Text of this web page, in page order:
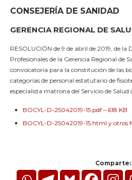
CONSEJERÍA DE SANIDAD
GERENCIA REGIONAL DE
RESOLUCIÓN de 9 de abril de 2019, de la
Profesionales de la Gerencia Regional de
convocatoria para la constitución de las
categorías de personal estatutario de
especialista matrona del Servicio de Salud
BOCYL-D-25042019-15.pdf – 618 KB
BOCYL-D-25042019-15.html y otros
Comparte: